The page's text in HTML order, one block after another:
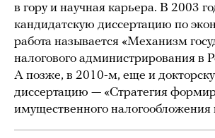
в гору и научная карьера. В 2003
кандидатскую диссертацию по
работа называется «Механизм
налогового администрирования в
А позже, в 2010-м, еще и
диссертацию — «Стратегия
имущественного налогообложения